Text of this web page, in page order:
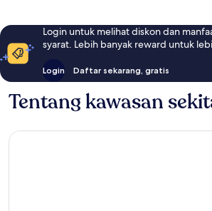
Login untuk melihat diskon dan
syarat. Lebih banyak reward untuk
Login Daftar sekarang, gratis
Tentang kawasan